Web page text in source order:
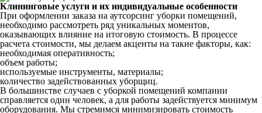
Клининговые услуги и их индивидуальные особенности
При оформлении заказа на аутсорсинг уборки помещений,
необходимо рассмотреть ряд уникальных моментов,
оказывающих влияние на итоговую стоимость. В процессе
расчета стоимости, мы делаем акценты на такие факторы, как:
необходимая оперативность;
объем работы;
используемые инструменты, материалы;
количество задействованных уборщиц.
В большинстве случаев с уборкой помещений компании
справляется один человек, а для работы задействуется минимум
оборудования. Мы стремимся минимизировать стоимость